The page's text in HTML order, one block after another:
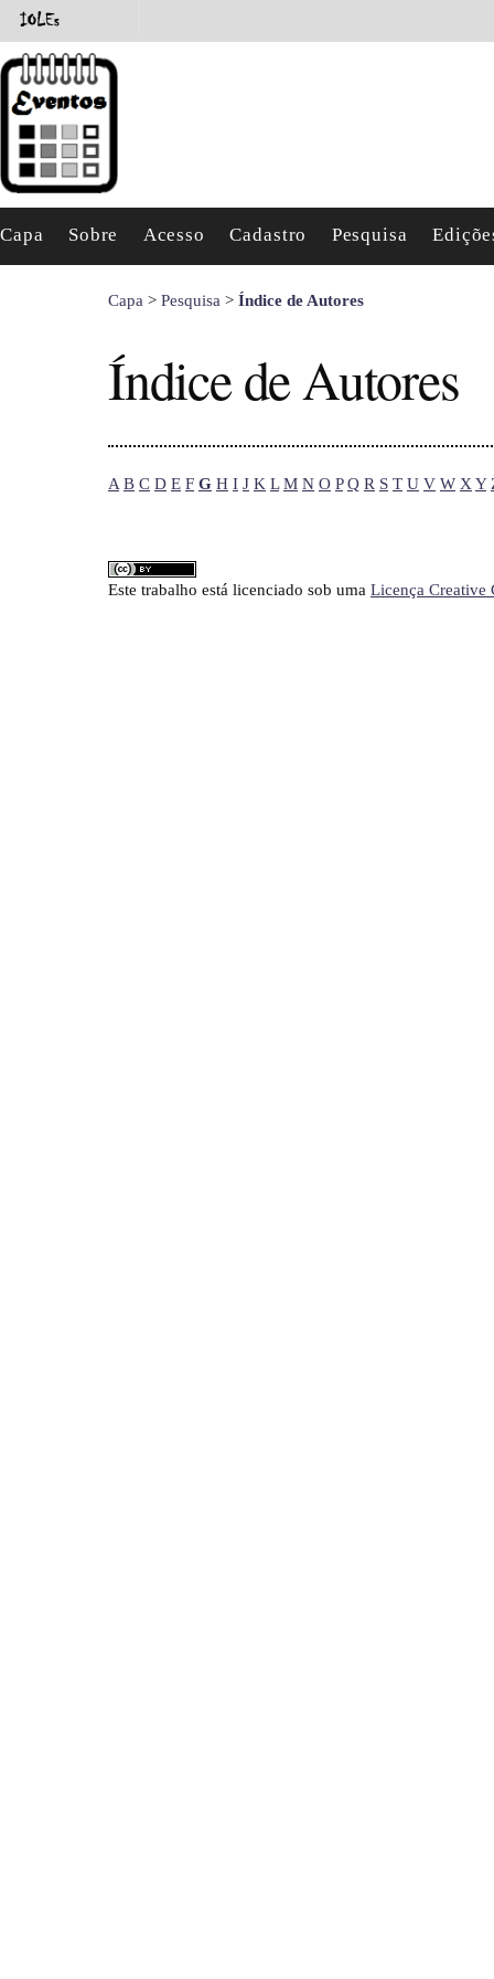
Capa Sobre Acesso Cadastro Pesquisa
Capa > Pesquisa > Índice de Autores
Índice de Autores
A B C D E F G H I J K L M N O P Q R S T U V W XY
Este trabalho está licenciado sob uma Licença